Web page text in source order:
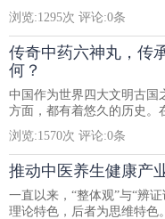
浏览:1295次 评论:0条
传奇中药六神丸，传
何？
中国作为世界四大文明古国
方面，都有着悠久的历史。
浏览:1570次 评论:0条
推动中医养生健康产
一直以来，“整体观”与“辨
理论特色，后者为思维特色